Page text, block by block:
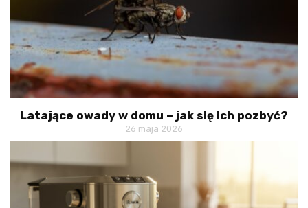
Latające owady w domu – jak się ich pozbyć?
26 maja 2026